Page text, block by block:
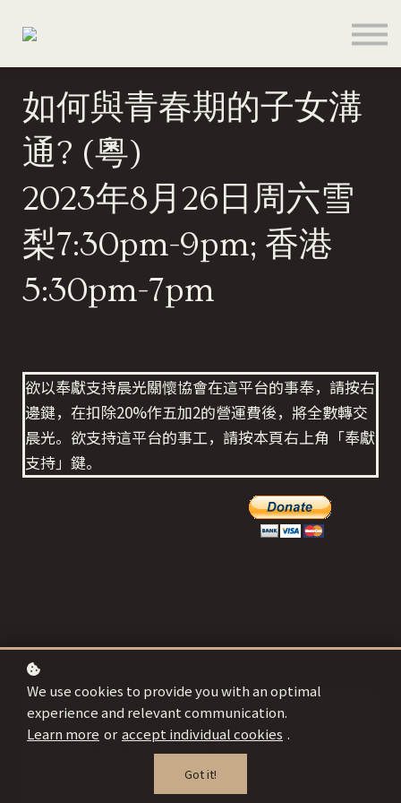
登入
如何與青春期的子女溝
通? (粵)
2023年8月26日周六雪
梨7:30pm-9pm; 香港
5:30pm-7pm
欲以奉獻支持晨光關懷協會在這平台的事奉，請按右
邊鍵，在扣除20%作五加2的營運費後，將全數轉交
晨光。欲支持這平台的事工，請按本頁右上角「奉獻
支持」鍵。
講員: 馬在慈女士
We use cookies to provide you with an optimal
experience and relevant communication.
Learn more or accept individual cookies .
Got it!